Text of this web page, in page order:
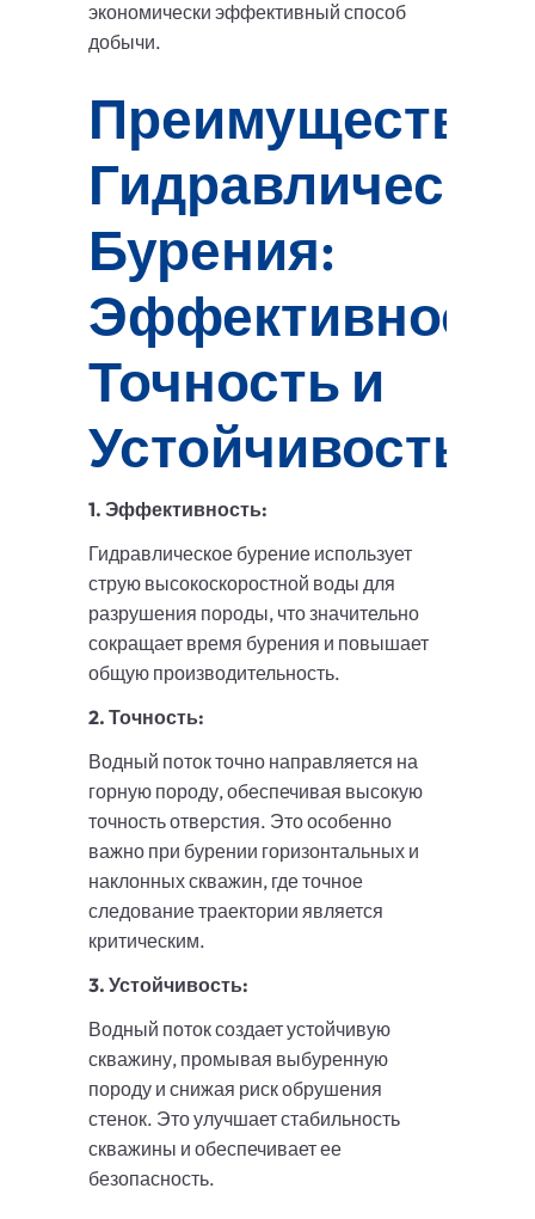
экономически эффективный способ
добычи.
Преимущества
Бурения:
Точность и
Устойчивость
1. Эффективность:
Гидравлическое бурение использует
струю высокоскоростной воды для
разрушения породы, что значительно
сокращает время бурения и повышает
общую производительность.
2. Точность:
Водный поток точно направляется на
горную породу, обеспечивая высокую
точность отверстия. Это особенно
важно при бурении горизонтальных и
наклонных скважин, где точное
следование траектории является
критическим.
3. Устойчивость:
Водный поток создает устойчивую
скважину, промывая выбуренную
породу и снижая риск обрушения
стенок. Это улучшает стабильность
скважины и обеспечивает ее
безопасность.